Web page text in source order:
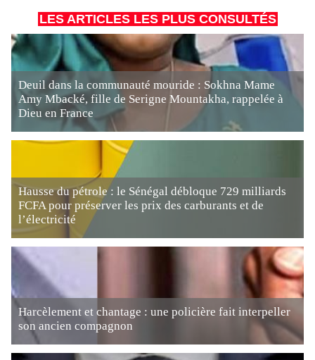
LES ARTICLES LES PLUS CONSULTÉS
Deuil dans la communauté mouride : Sokhna Mame
Amy Mbacké, fille de Serigne Mountakha, rappelée à
Dieu en France
Hausse du pétrole : le Sénégal débloque 729 milliards
FCFA pour préserver les prix des carburants et de
l’électricité
Harcèlement et chantage : une policière fait interpeller
son ancien compagnon